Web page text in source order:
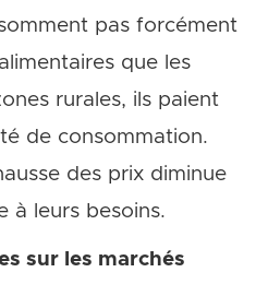
pas forcément
que les
rurales, ils paient
de consommation.
des prix diminue
à leurs besoins.
sur les marchés